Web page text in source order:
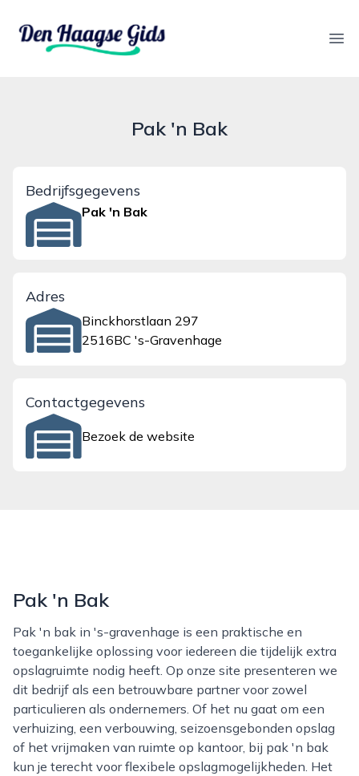
denhaagsegids.nl
Pak 'n Bak
Bedrijfsgegevens
Pak 'n Bak
Adres
Binckhorstlaan 297
2516BC 's-Gravenhage
Contactgegevens
Bezoek de website
Pak 'n Bak
Pak 'n bak in 's-gravenhage is een praktische en
toegankelijke oplossing voor iedereen die tijdelijk extra
opslagruimte nodig heeft. Op onze site presenteren we
dit bedrijf als een betrouwbare partner voor zowel
particulieren als ondernemers. Of het nu gaat om een
verhuizing, een verbouwing, seizoensgebonden opslag
of het vrijmaken van ruimte op kantoor, bij pak 'n bak
kun je terecht voor flexibele opslagmogelijkheden. Het